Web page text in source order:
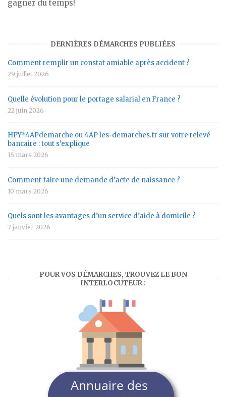
gagner du temps!
DERNIÈRES DÉMARCHES PUBLIÉES
Comment remplir un constat amiable après accident ?
29 juillet 2026
Quelle évolution pour le portage salarial en France ?
22 juin 2026
HPY*4APdemarche ou 4AP les-demarches.fr sur votre relevé
bancaire : tout s’explique
15 mars 2026
Comment faire une demande d’acte de naissance ?
10 mars 2026
Quels sont les avantages d’un service d’aide à domicile ?
7 janvier 2026
POUR VOS DÉMARCHES, TROUVEZ LE BON
INTERLOCUTEUR :